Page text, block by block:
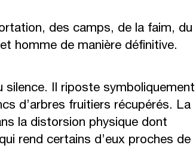
des camps, de la faim, du
homme de manière définitive.
Il riposte symboliquement
d’arbres fruitiers récupérés. La
la distorsion physique dont
rend certains d’eux proches de